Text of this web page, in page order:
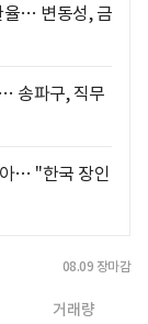
율… 변동성, 금
송파구, 직무
… "한국 장인
08.09 장마감
거래량